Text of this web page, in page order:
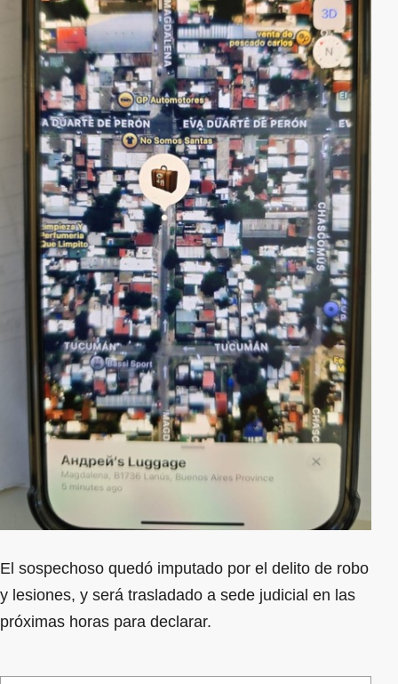
El sospechoso quedó imputado por el delito de robo
y lesiones, y será trasladado a sede judicial en las
próximas horas para declarar.